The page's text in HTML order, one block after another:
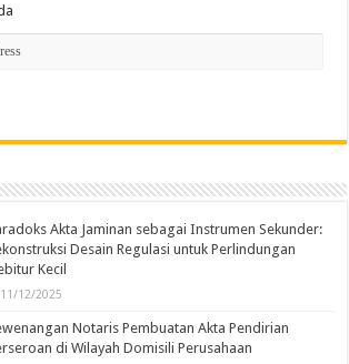
Akta Jaminan sebagai Instrumen Sekunder:
Desain Regulasi untuk Perlindungan
Kecil
11/12/2025
Notaris Pembuatan Akta Pendirian
di Wilayah Domisili Perusahaan